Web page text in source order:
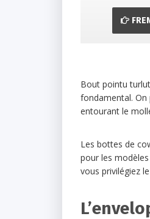
Bout pointu
fondamental.
entourant le
Les bottes de
pour les
vous privilégiez